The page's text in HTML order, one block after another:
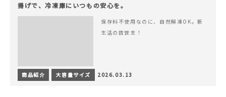
揚げで、冷凍庫にいつもの安心を。
保存料不使用なのに、自然解凍OK。新
生活の救世主！
商品紹介 大容量サイズ 2026.03.13